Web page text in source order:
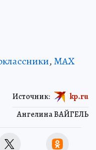
,MAX
Ангелина ВАЙГЕЛЬ
Источник: kp.ru